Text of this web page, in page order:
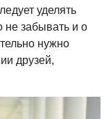
уделять
забывать и о
нужно
друзей,